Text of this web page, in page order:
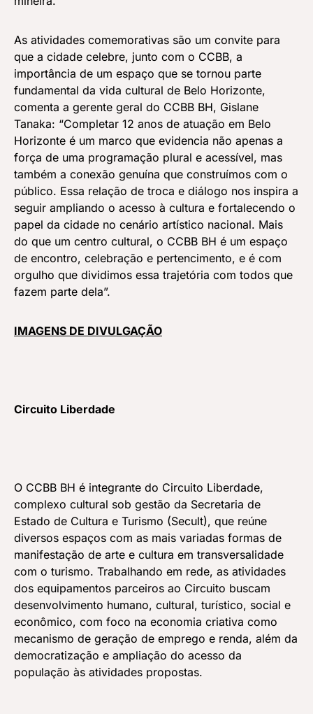
As atividades comemorativas são um convite para
que a cidade celebre, junto com o CCBB, a
importância de um espaço que se tornou parte
fundamental da vida cultural de Belo Horizonte,
comenta a gerente geral do CCBB BH, Gislane
Tanaka: “Completar 12 anos de atuação em Belo
Horizonte é um marco que evidencia não apenas a
força de uma programação plural e acessível, mas
também a conexão genuína que construímos com o
público. Essa relação de troca e diálogo nos inspira a
seguir ampliando o acesso à cultura e fortalecendo o
papel da cidade no cenário artístico nacional. Mais
do que um centro cultural, o CCBB BH é um espaço
de encontro, celebração e pertencimento, e é com
orgulho que dividimos essa trajetória com todos que
fazem parte dela”.
IMAGENS DE DIVULGAÇÃO
Circuito Liberdade
O CCBB BH é integrante do Circuito Liberdade,
complexo cultural sob gestão da Secretaria de
Estado de Cultura e Turismo (Secult), que reúne
diversos espaços com as mais variadas formas de
manifestação de arte e cultura em transversalidade
com o turismo. Trabalhando em rede, as atividades
dos equipamentos parceiros ao Circuito buscam
desenvolvimento humano, cultural, turístico, social e
econômico, com foco na economia criativa como
mecanismo de geração de emprego e renda, além da
democratização e ampliação do acesso da
população às atividades propostas.